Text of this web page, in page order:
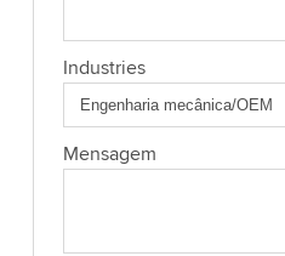
Industries
Mensagem